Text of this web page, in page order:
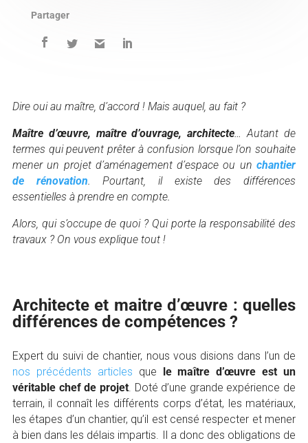
Partager
Dire oui au maître, d’accord ! Mais auquel, au fait ?
Maître d’œuvre, maître d’ouvrage, architecte… Autant de
termes qui peuvent prêter à confusion lorsque l’on souhaite
mener un projet d’aménagement d’espace ou unchantier
de rénovation. Pourtant, il existe des différences
essentielles à prendre en compte.
Alors, qui s’occupe de quoi ? Qui porte la responsabilité des
travaux ? On vous explique tout !
Architecte et maitre d’œuvre : quelles
différences de compétences ?
Expert du suivi de chantier, nous vous disions dans l’un de
nos précédents articles que
le maître d’œuvre est un
véritable chef de projet. Doté d’une grande expérience de
terrain, il connaît les différents corps d’état, les matériaux,
les étapes d’un chantier, qu’il est censé respecter et mener
à bien dans les délais impartis. Il a donc des obligations de